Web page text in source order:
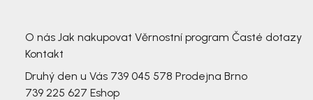
O nás Jak nakupovat Věrnostní program Časté dotazy
Kontakt
Druhý den u Vás 739 045 578 Prodejna Brno
739 225 627 Eshop